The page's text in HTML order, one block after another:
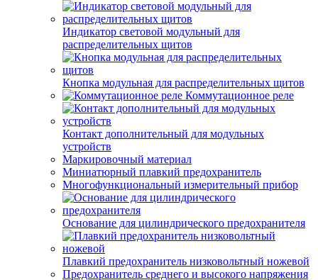
Индикатор световой модульный для
распределительных щитов
Кнопка модульная для распределительных щитов
Коммутационное реле
Контакт дополнительный для модульных
устройств
Маркировочный материал
Миниатюрный плавкий предохранитель
Многофункциональный измерительный прибор
Основание для цилиндрического предохранителя
Плавкий предохранитель низковольтный ножевой
Предохранитель среднего и высокого напряжения